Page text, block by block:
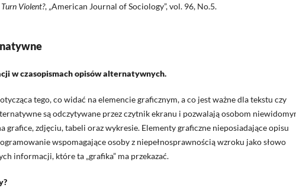
Violent?, „American Journal of Sociology”, vol. 96, No.5.
w czasopismach opisów alternatywnych.
tego, co widać na elemencie graficznym, a co jest ważne dla tekstu czy
są odczytywane przez czytnik ekranu i pozwalają osobom
grafice, zdjęciu, tabeli oraz wykresie. Elementy graficzne nieposiadające opisu
wspomagające osoby z niepełnosprawnością wzroku jako słowo
informacji, które ta „grafika” ma przekazać.